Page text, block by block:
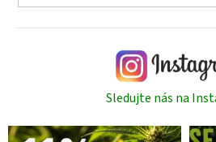
Sledujte nás na